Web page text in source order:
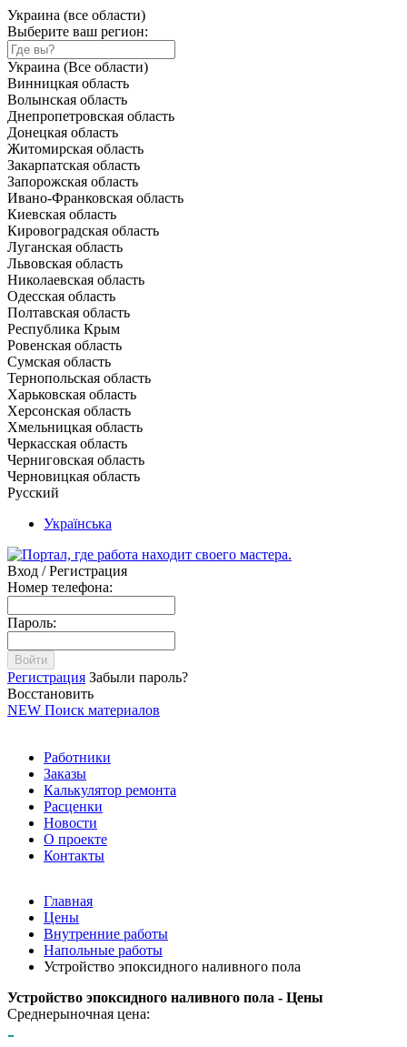
Украина (все области)
Выберите ваш регион:
Украина (Все области)
Винницкая область
Волынская область
Днепропетровская область
Донецкая область
Житомирская область
Закарпатская область
Запорожская область
Ивано-Франковская область
Киевская область
Кировоградская область
Луганская область
Львовская область
Николаевская область
Одесская область
Полтавская область
Республика Крым
Ровенская область
Сумская область
Тернопольская область
Харьковская область
Херсонская область
Хмельницкая область
Черкасская область
Черниговская область
Черновицкая область
Русский
Українська
Вход / Регистрация
Номер телефона:
Пароль:
Войти
Регистрация Забыли пароль?
Восстановить
NEW Поиск материалов
Работники
Заказы
Калькулятор ремонта
Расценки
Новости
О проекте
Контакты
Главная
Цены
Внутренние работы
Напольные работы
Устройство эпоксидного наливного пола
Устройство эпоксидного наливного пола - Цены
Среднерыночная цена:
-